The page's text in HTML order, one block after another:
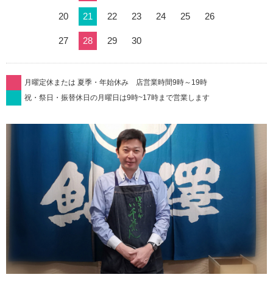
20 21 22 23 24 25 26
27 28 29 30
月曜定休または 夏季・年始休み 店営業時間9時～19時
祝・祭日・振替休日の月曜日は9時~17時まで営業します